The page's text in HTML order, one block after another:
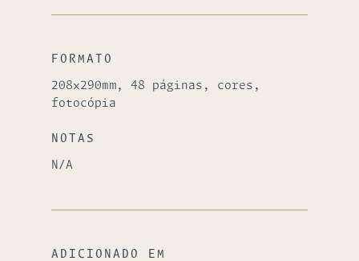
FORMATO
208x290mm, 48 páginas, cores,
fotocópia
NOTAS
N/A
ADICIONADO EM